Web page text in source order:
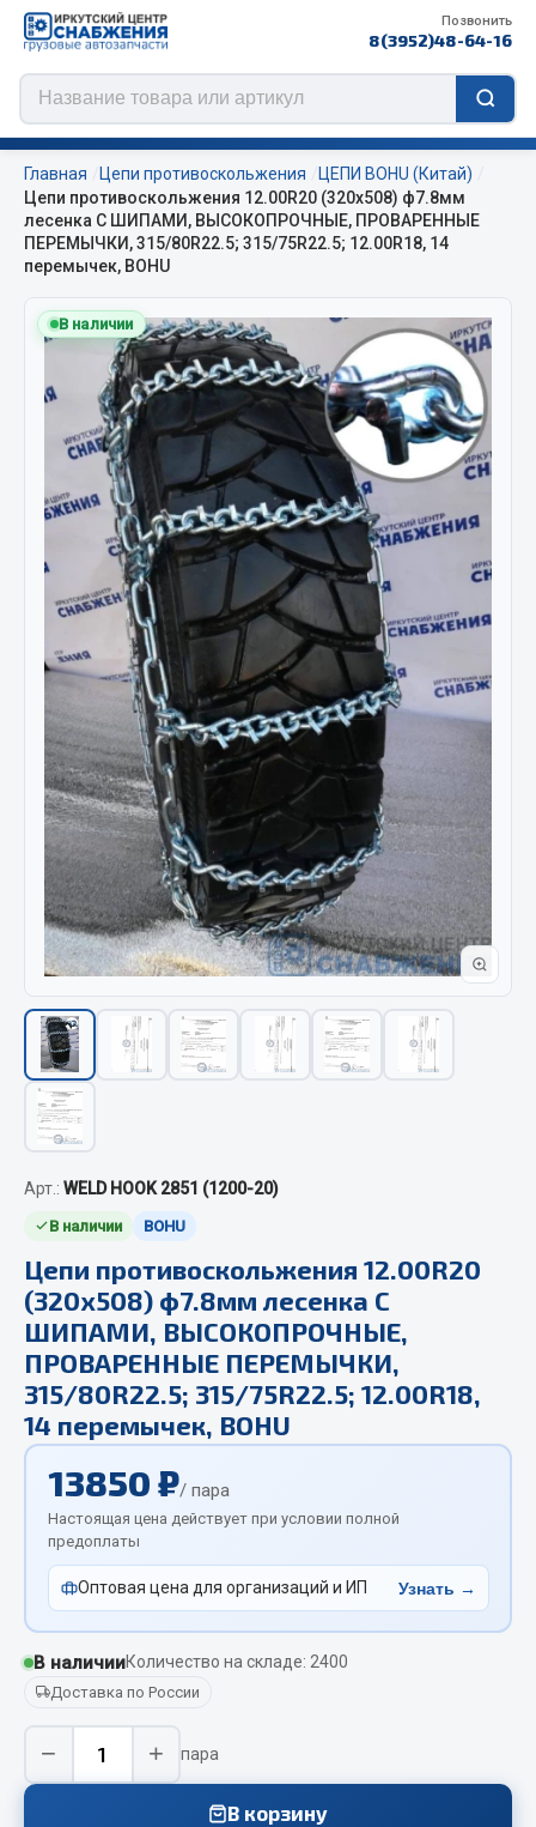
Позвонить
8(3952)48-64-16
Цепи противоскольжения
ЦЕПИ РОССИЯ
ЦЕПИ BOHU (Китай)
Изготовление цепей на колеса BOHU
QITONG
Весь раздел
Отопители салона, подогреватели
Автономные воздушные отопители
Жидкостные подогреватели
Отопители салона
Подогреватели тосола
Весь раздел
Автотовары
Автозвук
Автокаталоги
Аксессуары автомобильные
Брызговики
Вентиляторы кабины
Вымпела
Весь раздел
Смазочные материалы
Масла
Охладжающие жидкости
Технические жидкости
Весь раздел
МЕТИЗЫ
Болты
Гайки
Кольца стопорные
Пресс-масленки
Пробки
Хомуты
Показать ещё
Главная Цепи противоскольжения
ЦЕПИ BOHU (Китай)
Цепи противоскольжения 12.00R20 (320х508) ф7.8мм
лесенка С ШИПАМИ, ВЫСОКОПРОЧНЫЕ, ПРОВАРЕННЫЕ
ПЕРЕМЫЧКИ, 315/80R22.5; 315/75R22.5; 12.00R18, 14
перемычек, BOHU
В наличии
Арт.: WELD HOOK 2851 (1200-20)
В наличии BOHU
Цепи противоскольжения 12.00R20
(320х508) ф7.8мм лесенка С
ШИПАМИ, ВЫСОКОПРОЧНЫЕ,
ПРОВАРЕННЫЕ ПЕРЕМЫЧКИ,
315/80R22.5; 315/75R22.5; 12.00R18,
14 перемычек, BOHU
13850 ₽/ пара
Настоящая цена действует при условии полной
предоплаты
Оптовая цена для организаций и ИП Узнать →
В наличииКоличество на складе: 2400
Доставка по России
− + пара
В корзину